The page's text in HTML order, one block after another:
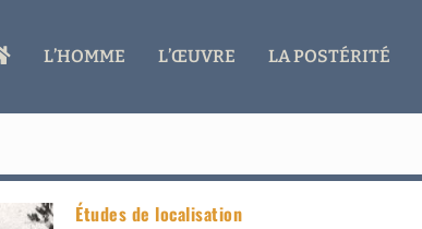
A
L’HOMME L’ŒUVRE LA POSTÉRITÉ
Études de localisation